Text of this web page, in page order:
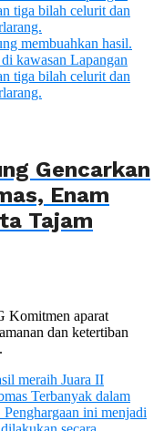
Gencarkan
Enam
Tajam
aparat
dan ketertiban